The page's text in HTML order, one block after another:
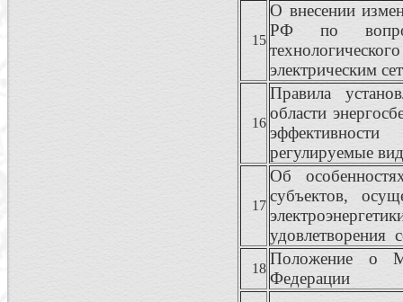
15
О внесении
РФ по
электрическим
16
Правила
области
регулируемые
17
Об
субъектов,
удовлетворения
18
Положение о
Федерации